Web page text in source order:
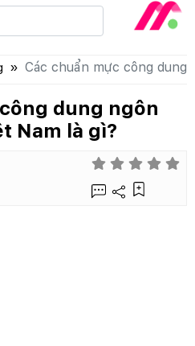
Các chuẩn mực công dung
dung ngôn
Nam là gì?